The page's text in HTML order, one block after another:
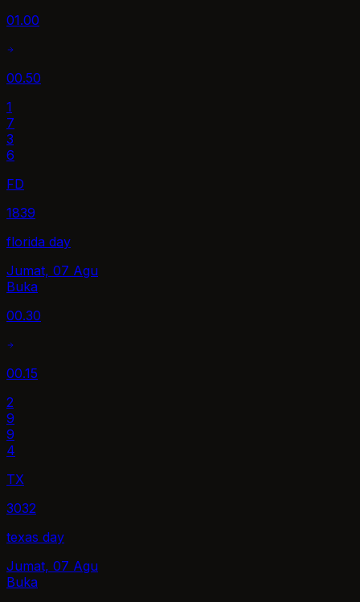
01.00
00.50
1
7
3
6
FD
1839
florida day
Jumat, 07 Agu
Buka
00.30
00.15
2
9
9
4
TX
3032
texas day
Jumat, 07 Agu
Buka